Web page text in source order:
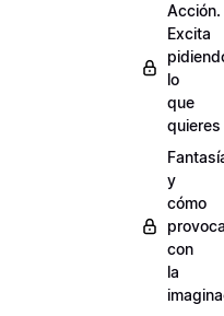
Acción.
Excita
lo
que
quieres
y
cómo
con
la